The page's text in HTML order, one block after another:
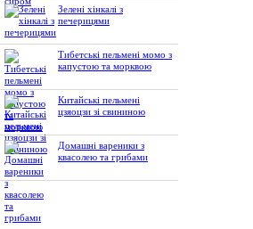
Зелені хінкалі з
печерицями
Тибетські пельмені момо з
капустою та морквою
Китайські пельмені
цзяоцзи зі свининою
Домашні вареники з
квасолею та грибами